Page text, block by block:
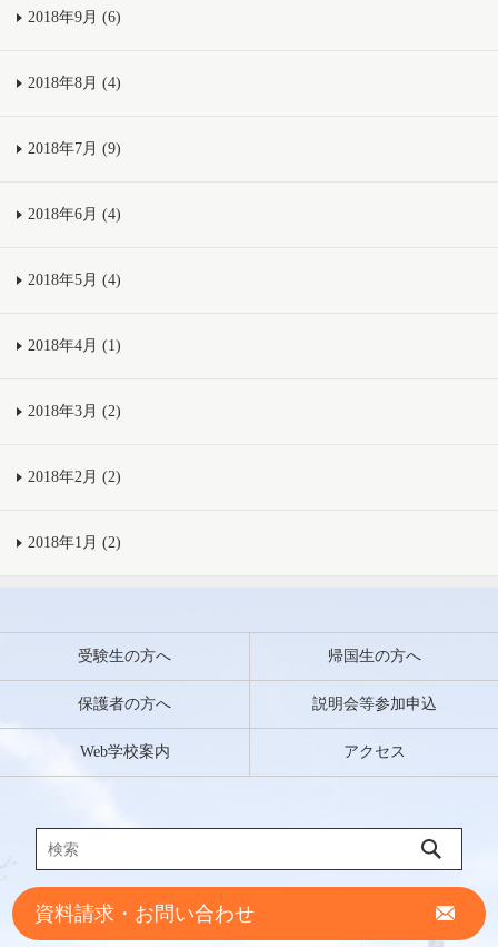
2018年9月 (6)
2018年8月 (4)
2018年7月 (9)
2018年6月 (4)
2018年5月 (4)
2018年4月 (1)
2018年3月 (2)
2018年2月 (2)
2018年1月 (2)
受験生の方へ 帰国生の方へ
保護者の方へ 説明会等参加申込
Web学校案内 アクセス
資料請求・お問い合わせ